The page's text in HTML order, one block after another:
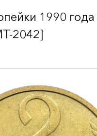
1990
2042]